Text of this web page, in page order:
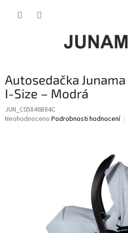
Autosedačka
I-Size – Modrá
JUN_C05846B84C
Průměrné
Neohodnoceno Podrobnosti hodnocení